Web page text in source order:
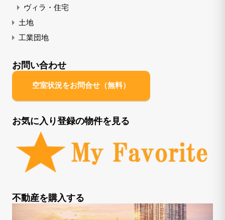
ヴィラ・住宅
土地
工業団地
お問い合わせ
空室状況をお問合せ（無料）
お気に入り登録の物件を見る
不動産を購入する